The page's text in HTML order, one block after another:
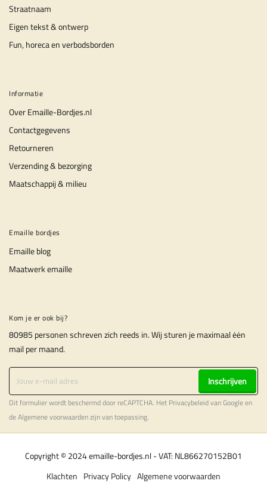
Straatnaam
Eigen tekst & ontwerp
Fun, horeca en verbodsborden
Informatie
Over Emaille-Bordjes.nl
Contactgegevens
Retourneren
Verzending & bezorging
Maatschappij & milieu
Emaille bordjes
Emaille blog
Maatwerk emaille
Kom je er ook bij?
80985 personen schreven zich reeds in. Wij sturen je maximaal ėėn
mail per maand.
Inschrijven
Dit formulier wordt beschermd door reCAPTCHA. Het Privacybeleidvan Google en
deAlgemene voorwaardenzijn van toepassing.
Copyright © 2024 emaille-bordjes.nl - VAT: NL866270152B01
Algemene voorwaarden
Privacy Policy
Klachten